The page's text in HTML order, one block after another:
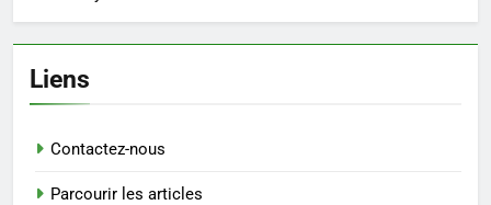
Liens
Contactez-nous
Parcourir les articles